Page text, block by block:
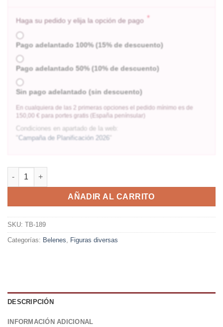
Haga su pedido y elija la opción de pago *
Pago adelantado 100% (15% de descuento)
Pago adelantado 50% (10% de descuento)
Sin pago adelantado (sin descuento)
En cualquiera de las 2 primeras opciones el pedido mínimo es de
150,00 € para portes gratis (España penínsular)
Condiciones en apartado de la web:
" Campaña de Planificación 2026 "
AÑADIR AL CARRITO
SKU: TB-189
Categorías: Belenes Figuras diversas
DESCRIPCIÓN
INFORMACIÓN ADICIONAL